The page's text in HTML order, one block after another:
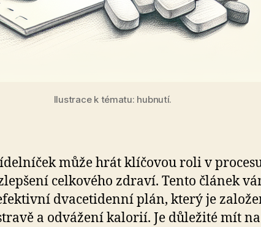
Ilustrace k tématu: hubnutí.
může hrát klíčovou roli v
celkového zdraví. Tento článek
dvacetidenní plán, který je
a odvážení kalorií. Je důležité mít na